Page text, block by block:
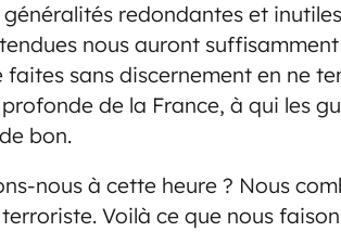
redondantes et
nous auront suffisamment
faites sans discernement en ne
profonde de la France, à qui les
bon.
nous à cette heure ? Nous
Voilà ce que nous